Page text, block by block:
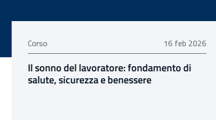
Corso 16 febbraio 2026
16 feb 2026
Il sonno del lavoratore: fondamento di
salute, sicurezza e benessere